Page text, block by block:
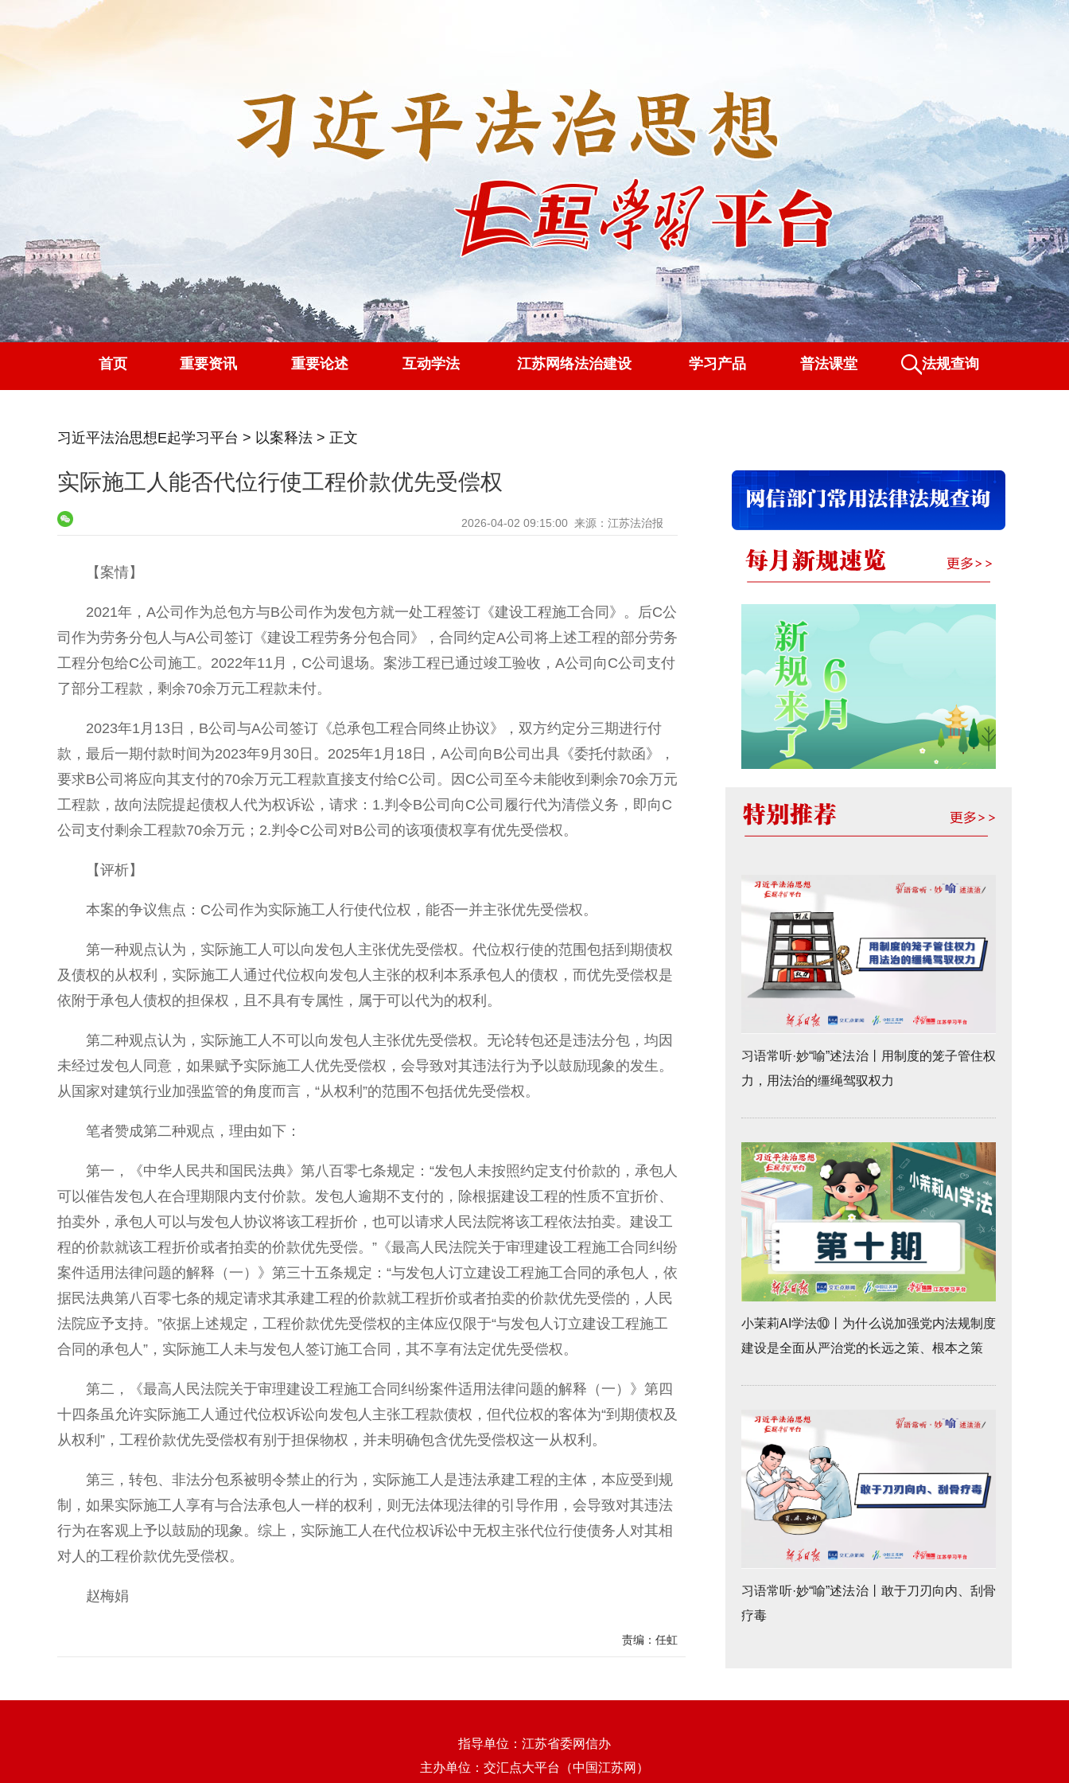
首页 重要资讯 重要论述 互动学法 江苏网络法治建设 学习产品 普法课堂 法规查询
习近平法治思想E起学习平台 > 以案释法 > 正文
实际施工人能否代位行使工程价款优先受偿权
2026-04-02 09:15:00 来源：江苏法治报
【案情】
2021年，A公司作为总包方与B公司作为发包方就一处工程签订《建设工程施工合同》。后C公
司作为劳务分包人与A公司签订《建设工程劳务分包合同》，合同约定A公司将上述工程的部分劳务
工程分包给C公司施工。2022年11月，C公司退场。案涉工程已通过竣工验收，A公司向C公司支付
了部分工程款，剩余70余万元工程款未付。
2023年1月13日，B公司与A公司签订《总承包工程合同终止协议》，双方约定分三期进行付
款，最后一期付款时间为2023年9月30日。2025年1月18日，A公司向B公司出具《委托付款函》，
要求B公司将应向其支付的70余万元工程款直接支付给C公司。因C公司至今未能收到剩余70余万元
工程款，故向法院提起债权人代为权诉讼，请求：1.判令B公司向C公司履行代为清偿义务，即向C
公司支付剩余工程款70余万元；2.判令C公司对B公司的该项债权享有优先受偿权。
【评析】
本案的争议焦点：C公司作为实际施工人行使代位权，能否一并主张优先受偿权。
第一种观点认为，实际施工人可以向发包人主张优先受偿权。代位权行使的范围包括到期债权
及债权的从权利，实际施工人通过代位权向发包人主张的权利本系承包人的债权，而优先受偿权是
依附于承包人债权的担保权，且不具有专属性，属于可以代为的权利。
第二种观点认为，实际施工人不可以向发包人主张优先受偿权。无论转包还是违法分包，均因
未经过发包人同意，如果赋予实际施工人优先受偿权，会导致对其违法行为予以鼓励现象的发生。
从国家对建筑行业加强监管的角度而言，“从权利”的范围不包括优先受偿权。
笔者赞成第二种观点，理由如下：
第一，《中华人民共和国民法典》第八百零七条规定：“发包人未按照约定支付价款的，承包人
可以催告发包人在合理期限内支付价款。发包人逾期不支付的，除根据建设工程的性质不宜折价、
拍卖外，承包人可以与发包人协议将该工程折价，也可以请求人民法院将该工程依法拍卖。建设工
程的价款就该工程折价或者拍卖的价款优先受偿。”《最高人民法院关于审理建设工程施工合同纠纷
案件适用法律问题的解释（一）》第三十五条规定：“与发包人订立建设工程施工合同的承包人，依
据民法典第八百零七条的规定请求其承建工程的价款就工程折价或者拍卖的价款优先受偿的，人民
法院应予支持。”依据上述规定，工程价款优先受偿权的主体应仅限于“与发包人订立建设工程施工
合同的承包人”，实际施工人未与发包人签订施工合同，其不享有法定优先受偿权。
第二，《最高人民法院关于审理建设工程施工合同纠纷案件适用法律问题的解释（一）》第四
十四条虽允许实际施工人通过代位权诉讼向发包人主张工程款债权，但代位权的客体为“到期债权及
从权利”，工程价款优先受偿权有别于担保物权，并未明确包含优先受偿权这一从权利。
第三，转包、非法分包系被明令禁止的行为，实际施工人是违法承建工程的主体，本应受到规
制，如果实际施工人享有与合法承包人一样的权利，则无法体现法律的引导作用，会导致对其违法
行为在客观上予以鼓励的现象。综上，实际施工人在代位权诉讼中无权主张代位行使债务人对其相
对人的工程价款优先受偿权。
赵梅娟
责编：任虹
习语常听·妙“喻”述法治丨用制度的笼子管住权
力，用法治的缰绳驾驭权力
小茉莉AI学法⑩丨为什么说加强党内法规制度
建设是全面从严治党的长远之策、根本之策
习语常听·妙“喻”述法治丨敢于刀刃向内、刮骨
疗毒
指导单位：江苏省委网信办
主办单位：交汇点大平台（中国江苏网）